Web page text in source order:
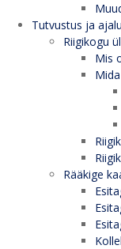
Tutvustus ja
Riigikogu
Mis
Rääkige